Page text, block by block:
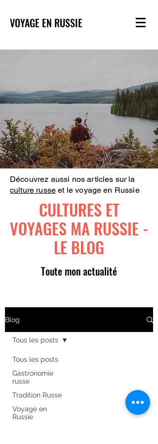
VOYAGE EN RUSSIE
Découvrez aussi nos articles sur la
culture russe et le voyage en Russie
CULTURES ET
VOYAGES MA RUSSIE -
LE BLOG
Toute mon actualité
Blog
Tous les posts
Gastronomie
russe
Tradition Russe
Voyage en
Russie
Tous les posts